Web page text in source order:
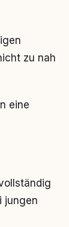
zu nah
eine
jungen